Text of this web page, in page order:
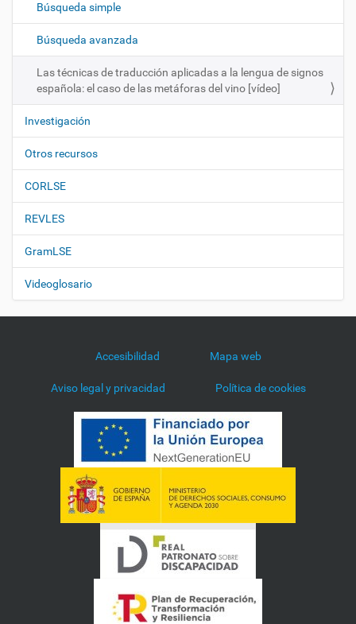
i
n
Búsqueda simple
Búsqueda avanzada
Las técnicas de traducción aplicadas a la lengua de signos
española: el caso de las metáforas del vino [vídeo]
Investigación
Otros recursos
CORLSE
REVLES
GramLSE
Videoglosario
Accesibilidad Mapa web
Aviso legal y privacidad Política de cookies